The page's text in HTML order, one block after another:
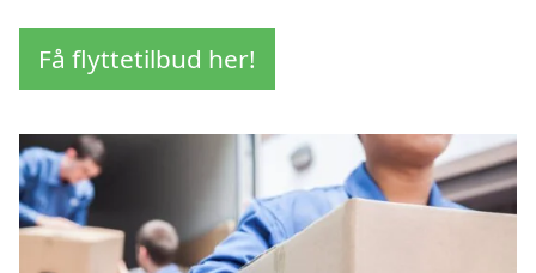
Få flyttetilbud her!